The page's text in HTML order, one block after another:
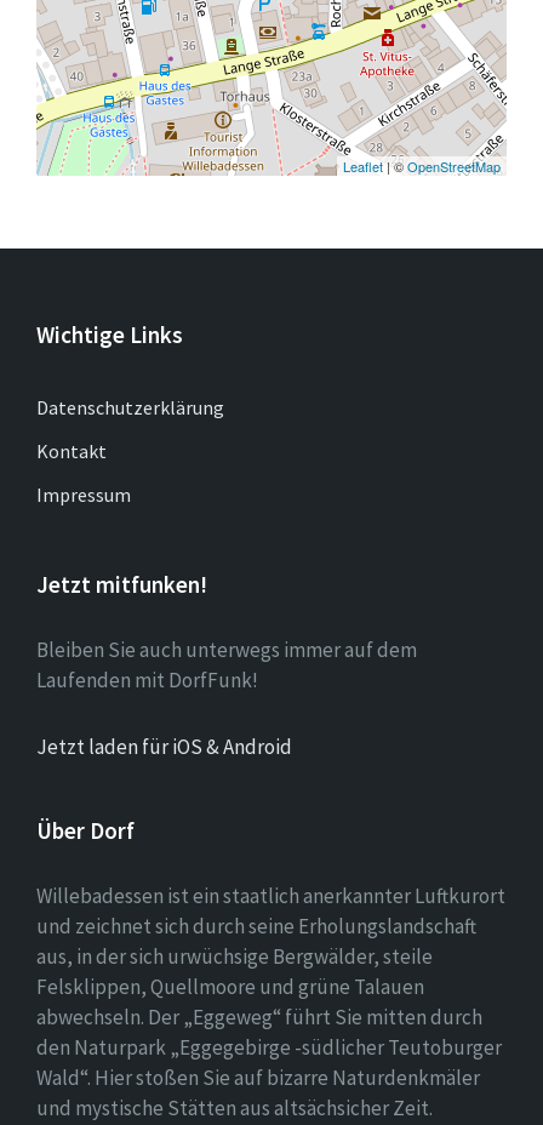
Leaflet| ©OpenStreetMap
Wichtige Links
Datenschutzerklärung
Kontakt
Impressum
Jetzt mitfunken!
Bleiben Sie auch unterwegs immer auf dem
Laufenden mit DorfFunk!
Jetzt laden für iOS & Android
Über Dorf
Willebadessen ist ein staatlich anerkannter Luftkurort
und zeichnet sich durch seine Erholungslandschaft
aus, in der sich urwüchsige Bergwälder, steile
Felsklippen, Quellmoore und grüne Talauen
abwechseln. Der „Eggeweg“ führt Sie mitten durch
den Naturpark „Eggegebirge -südlicher Teutoburger
Wald“. Hier stoßen Sie auf bizarre Naturdenkmäler
und mystische Stätten aus altsächsicher Zeit.